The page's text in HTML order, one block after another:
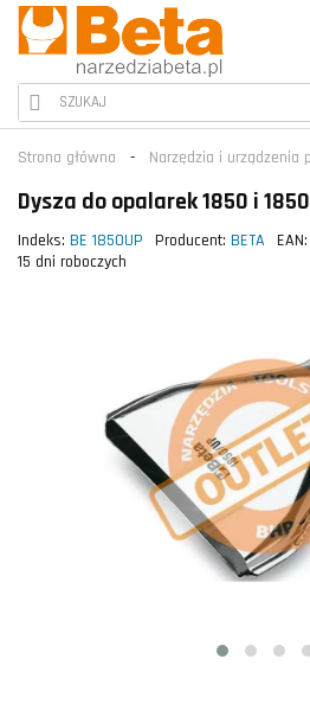
Strona główna Narzędzia i urządzenia
Dysza do opalarek 1850 i
Indeks: BE 1850UP Producent: BETA EAN:
15 dni roboczych